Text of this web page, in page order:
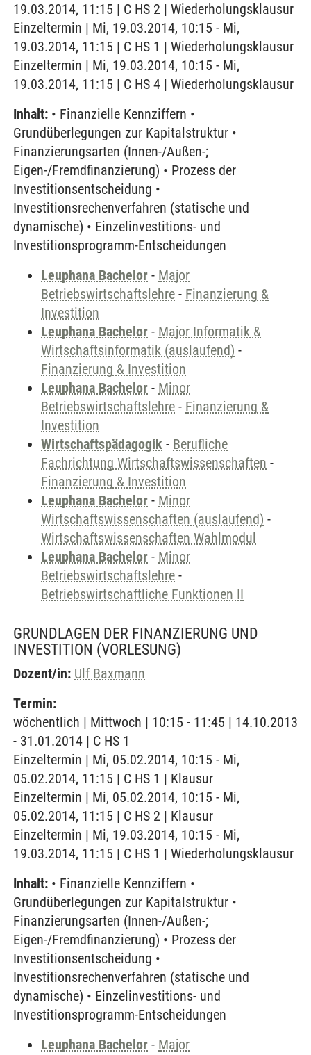
19.03.2014, 11:15 | C HS 2 | Wiederholungsklausur
Einzeltermin | Mi, 19.03.2014, 10:15 - Mi,
19.03.2014, 11:15 | C HS 1 | Wiederholungsklausur
Einzeltermin | Mi, 19.03.2014, 10:15 - Mi,
19.03.2014, 11:15 | C HS 4 | Wiederholungsklausur
Inhalt: • Finanzielle Kennziffern •
Grundüberlegungen zur Kapitalstruktur •
Finanzierungsarten (Innen-/Außen-;
Eigen-/Fremdfinanzierung) • Prozess der
Investitionsentscheidung •
Investitionsrechenverfahren (statische und
dynamische) • Einzelinvestitions- und
Investitionsprogramm-Entscheidungen
Leuphana Bachelor - Major
Betriebswirtschaftslehre - Finanzierung &
Investition
Leuphana Bachelor - Major Informatik &
Wirtschaftsinformatik (auslaufend) -
Finanzierung & Investition
Leuphana Bachelor - Minor
Betriebswirtschaftslehre - Finanzierung &
Investition
Wirtschaftspädagogik - Berufliche
Fachrichtung Wirtschaftswissenschaften -
Finanzierung & Investition
Leuphana Bachelor - Minor
Wirtschaftswissenschaften (auslaufend) -
Wirtschaftswissenschaften Wahlmodul
Leuphana Bachelor - Minor
Betriebswirtschaftslehre -
Betriebswirtschaftliche Funktionen II
GRUNDLAGEN DER FINANZIERUNG UND
INVESTITION (VORLESUNG)
Dozent/in: Ulf Baxmann
Termin:
wöchentlich | Mittwoch | 10:15 - 11:45 | 14.10.2013
- 31.01.2014 | C HS 1
Einzeltermin | Mi, 05.02.2014, 10:15 - Mi,
05.02.2014, 11:15 | C HS 1 | Klausur
Einzeltermin | Mi, 05.02.2014, 10:15 - Mi,
05.02.2014, 11:15 | C HS 2 | Klausur
Einzeltermin | Mi, 19.03.2014, 10:15 - Mi,
19.03.2014, 11:15 | C HS 1 | Wiederholungsklausur
Inhalt: • Finanzielle Kennziffern •
Grundüberlegungen zur Kapitalstruktur •
Finanzierungsarten (Innen-/Außen-;
Eigen-/Fremdfinanzierung) • Prozess der
Investitionsentscheidung •
Investitionsrechenverfahren (statische und
dynamische) • Einzelinvestitions- und
Investitionsprogramm-Entscheidungen
Leuphana Bachelor - Major